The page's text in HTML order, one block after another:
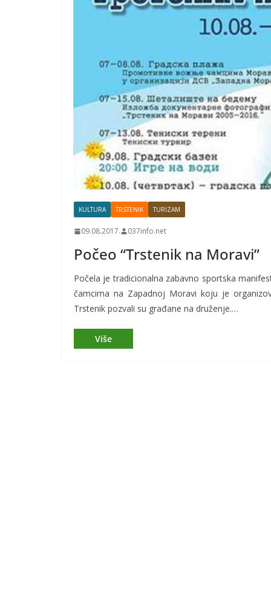
KULTURA TRSTENIK TURIZAM
09.08.2017. 037info.net
Počeo “Trstenik na Moravi”
Počela je tradicionalna zabavno sportska
čamcima na Zapadnoj Moravi koju je
Trstenik pozvali su građane na druženje.…